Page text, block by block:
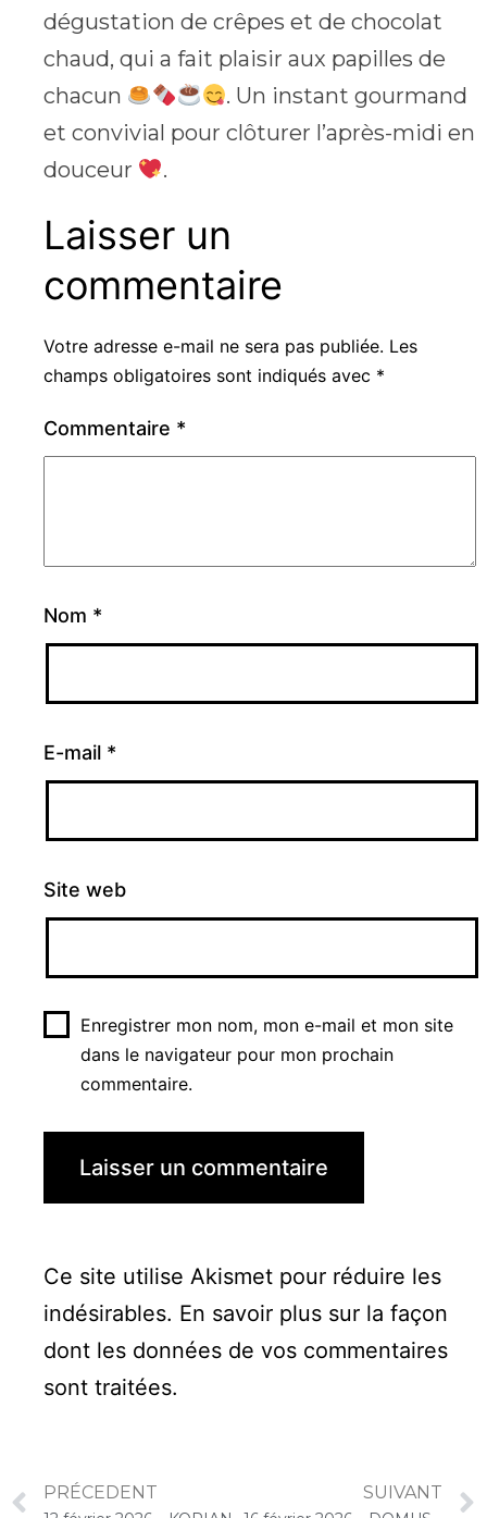
dégustation de crêpes et de chocolat
chaud, qui a fait plaisir aux papilles de
chacun
. Un instant gourmand
et convivial pour clôturer l’après-midi en
douceur
.
Laisser un
commentaire
Votre adresse e-mail ne sera pas publiée. Les
champs obligatoires sont indiqués avec *
Commentaire *
Nom *
E-mail *
Site web
Enregistrer mon nom, mon e-mail et mon site
dans le navigateur pour mon prochain
commentaire.
Ce site utilise Akismet pour réduire les
indésirables. En savoir plus sur la façon
dont les données de vos commentaires
sont traitées.
PRÉCEDENT SUIVANT